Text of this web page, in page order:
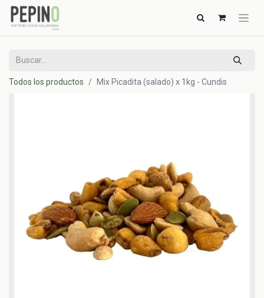
Todos los productos Mix Picadita (salado) x 1kg - Cundis